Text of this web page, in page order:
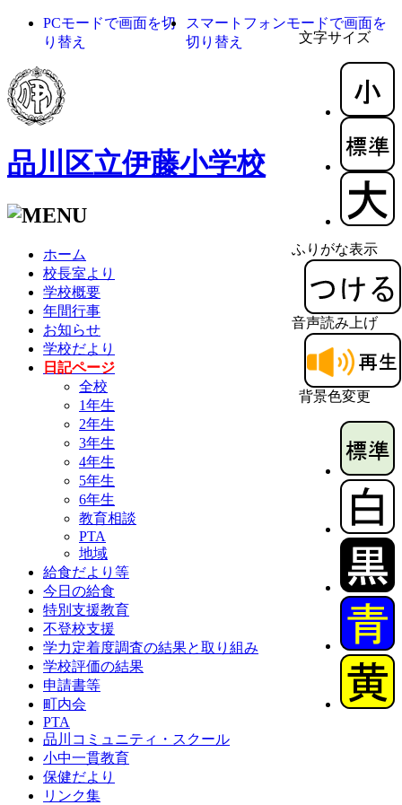
文字サイズ
ふりがな表示
音声読み上げ
背景色変更
PCモードで画面を切
り替え
スマートフォンモードで画面を
切り替え
品川区立伊藤小学校
ホーム
校長室より
学校概要
年間行事
お知らせ
学校だより
日記ページ
全校
1年生
2年生
3年生
4年生
5年生
6年生
教育相談
PTA
地域
給食だより等
今日の給食
特別支援教育
不登校支援
学力定着度調査の結果と取り組み
学校評価の結果
申請書等
町内会
PTA
品川コミュニティ・スクール
小中一貫教育
保健だより
リンク集